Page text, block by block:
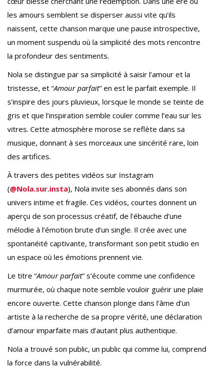
les amours semblent se disperser aussi vite qu’ils
naissent, cette chanson marque une pause introspective,
un moment suspendu où la simplicité des mots rencontre
la profondeur des sentiments.
Nola se distingue par sa simplicité à saisir l’amour et la
tristesse, et “Amour parfait” en est le parfait exemple. Il
s’inspire des jours pluvieux, lorsque le monde se teinte de
gris et que l’inspiration semble couler comme l’eau sur les
vitres. Cette atmosphère morose se reflète dans sa
musique, donnant à ses morceaux une sincérité rare, loin
des artifices.
À travers des petites vidéos sur Instagram
(@Nola.sur.insta), Nola invite ses abonnés dans son
univers intime et fragile. Ces vidéos, courtes donnent un
aperçu de son processus créatif, de l’ébauche d’une
mélodie à l’émotion brute d’un single. Il crée avec une
spontanéité captivante, transformant son petit studio en
un espace où les émotions prennent vie.
Le titre “Amour parfait” s’écoute comme une confidence
murmurée, où chaque note semble vouloir guérir une plaie
encore ouverte. Cette chanson plonge dans l’âme d’un
artiste à la recherche de sa propre vérité, une déclaration
d’amour imparfaite mais d’autant plus authentique.
Nola a trouvé son public, un public qui comme lui, comprend
la force dans la vulnérabilité.